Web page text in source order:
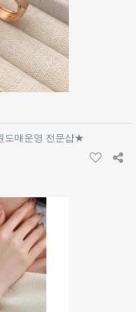
도매운영 전문샵★